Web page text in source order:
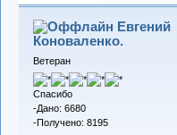
Евгений
Коноваленко.
Ветеран
Спасибо
-Дано: 6680
-Получено: 8195